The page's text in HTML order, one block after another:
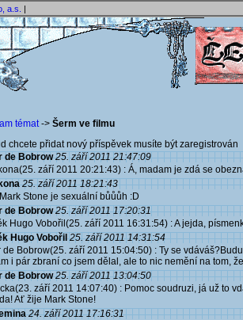
a.s. |
témat-> Šerm ve filmu
chcete přidat nový příspěvek musíte být
de Bobrow 25. září 2011 21:47:09
září 2011 20:21:43) : Á, madam je zdá se
25. září 2011 18:21:43
Stone je sexuální bůůůh :D
de Bobrow 25. září 2011 17:20:31
Hugo Vobořil(25. září 2011 16:31:54) : A jejda,
Hugo Vobořil 25. září 2011 14:31:54
de Bobrow(25. září 2011 15:04:50) : Ty se
i pár zbraní co jsem dělal, ale to nic nemění na tom,
de Bobrow 25. září 2011 13:04:50
září 2011 14:07:40) : Pomoc soudruzi, já už to
Ať žije Mark Stone!
24. září 2011 17:16:31